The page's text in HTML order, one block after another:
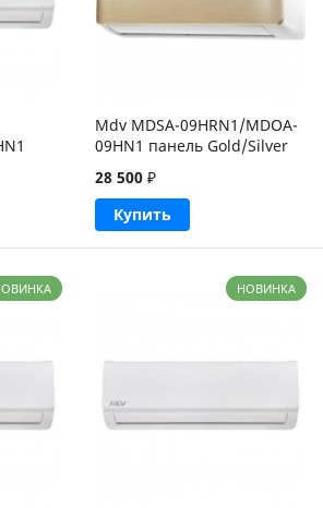
Mdv MDSA-09HRN1/MDOA-
09HN1 панель Gold/Silver
28 500₽
Купить
НОВИНКА